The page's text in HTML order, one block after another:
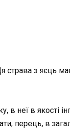
з яєць
неї в якості
перець, в